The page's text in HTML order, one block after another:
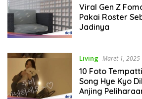
Viral Gen Z
Pakai Roster
Jadinya
Living Maret 1, 2025
10 Foto
Song Hye Kyo
Anjing